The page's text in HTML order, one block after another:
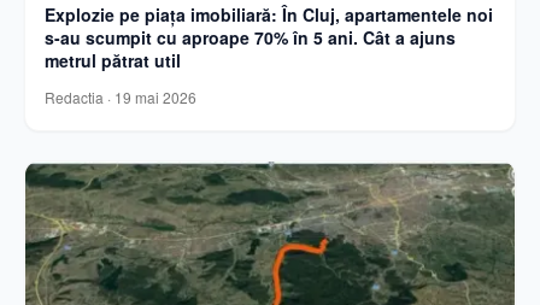
Explozie pe piața imobiliară: În Cluj, apartamentele noi
s-au scumpit cu aproape 70% în 5 ani. Cât a ajuns
metrul pătrat util
Redactia · 19 mai 2026